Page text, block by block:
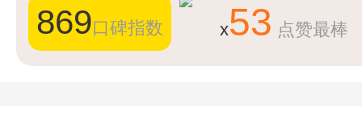
869口碑指数 x53 点赞最棒